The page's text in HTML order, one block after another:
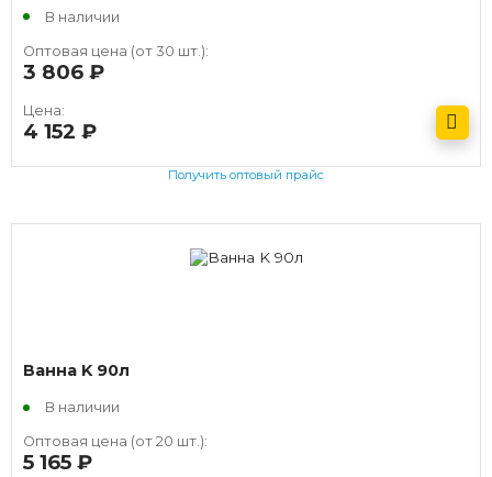
В наличии
Оптовая цена (от 30 шт.):
3 806
Цена:
4 152
Получить оптовый прайс
Ванна K 90л
В наличии
Оптовая цена (от 20 шт.):
5 165